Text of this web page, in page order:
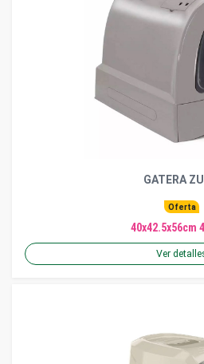
GATERA
Oferta
40x42.5x56cm
Ver